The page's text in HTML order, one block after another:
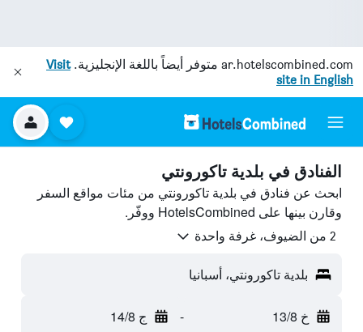
ar.hotelscombined.com متوفر أيضاً باللغة الإنجليزية.Visit
site in English
الفنادق في بلدية تاكورونتي
ابحث عن فنادق في بلدية تاكورونتي من مئات مواقع السفر
وقارن بينها على HotelsCombined ووفّر.
2 من الضيوف، غرفة واحدة
بلدية تاكورونتي، أسبانيا
خ 13/8 - ج 14/8